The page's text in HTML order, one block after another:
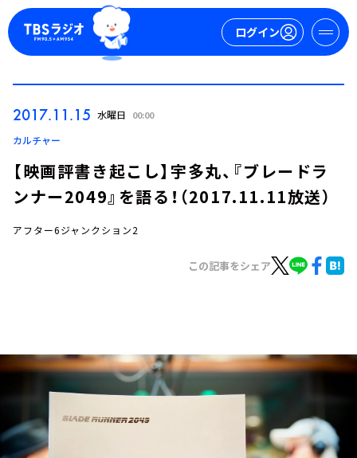
ログイン
お知らせ
イベント・グッズ
YouTube
会社情報
2017.11.15 水曜日 00:00
カルチャー
【映画評書き起こし】宇多丸、『ブレードラ
ンナー2049』を語る！（2017.11.11放送）
アフター6ジャンクション2
この記事をシェア